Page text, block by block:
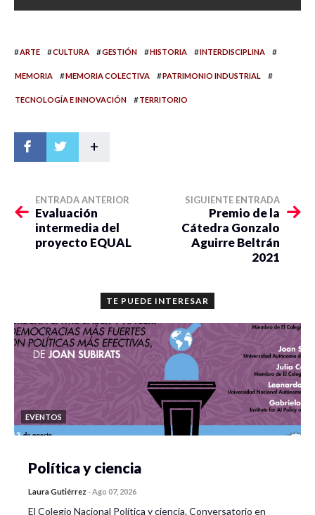
#ARTE #CULTURA #GESTIÓN #HISTORIA #INTERDISCIPLINA #
MEMORIA #MEMORIA COLECTIVA #PATRIMONIO INDUSTRIAL #
TECNOLOGÍA E INNOVACIÓN #TERRITORIO
+
ENTRADA ANTERIOR
Evaluación
intermedia del
proyecto EQUAL
SIGUIENTE ENTRADA
Premio de la
Cátedra Gonzalo
Aguirre Beltrán
2021
TE PUEDE INTERESAR
EVENTOS
Política y ciencia
Laura Gutiérrez -Ago 07, 2026
El Colegio Nacional Política y ciencia. Conversatorio en